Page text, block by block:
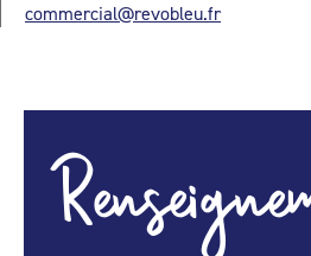
commercial@revobleu.fr